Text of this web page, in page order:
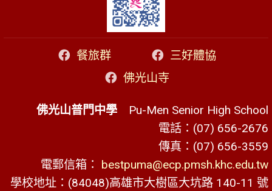
餐旅群
三好體協
佛光山寺
佛光山普門中學 Pu-Men Senior High School
電話：(07) 656-2676
傳真：(07) 656-3559
電郵信箱： bestpuma@ecp.pmsh.khc.edu.tw
學校地址：(84048)高雄市大樹區大坑路 140-11 號